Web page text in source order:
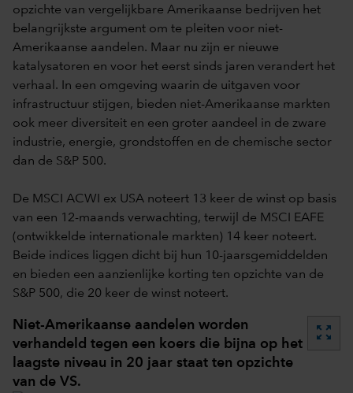
opzichte van vergelijkbare Amerikaanse bedrijven het
belangrijkste argument om te pleiten voor niet-
Amerikaanse aandelen. Maar nu zijn er nieuwe
katalysatoren en voor het eerst sinds jaren verandert het
verhaal. In een omgeving waarin de uitgaven voor
infrastructuur stijgen, bieden niet-Amerikaanse markten
ook meer diversiteit en een groter aandeel in de zware
industrie, energie, grondstoffen en de chemische sector
dan de S&P 500.
De MSCI ACWI ex USA noteert 13 keer de winst op basis
van een 12-maands verwachting, terwijl de MSCI EAFE
(ontwikkelde internationale markten) 14 keer noteert.
Beide indices liggen dicht bij hun 10-jaarsgemiddelden
en bieden een aanzienlijke korting ten opzichte van de
S&P 500, die 20 keer de winst noteert.
Niet-Amerikaanse aandelen worden
verhandeld tegen een koers die bijna op het
laagste niveau in 20 jaar staat ten opzichte
van de VS.
zoom_out_map